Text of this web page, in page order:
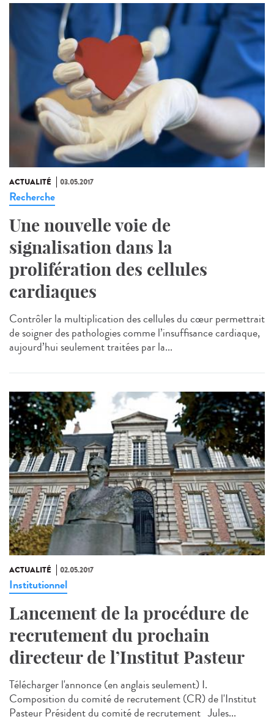
ACTUALITÉ 03.05.2017
Recherche
Une nouvelle voie de
signalisation dans la
prolifération des cellules
cardiaques
Contrôler la multiplication des cellules du cœur permettrait
de soigner des pathologies comme l’insuffisance cardiaque,
aujourd’hui seulement traitées par la...
ACTUALITÉ 02.05.2017
Institutionnel
Lancement de la procédure de
recrutement du prochain
directeur de l’Institut Pasteur
Télécharger l'annonce (en anglais seulement) I.
Composition du comité de recrutement (CR) de l'Institut
Pasteur Président du comité de recrutement Jules...